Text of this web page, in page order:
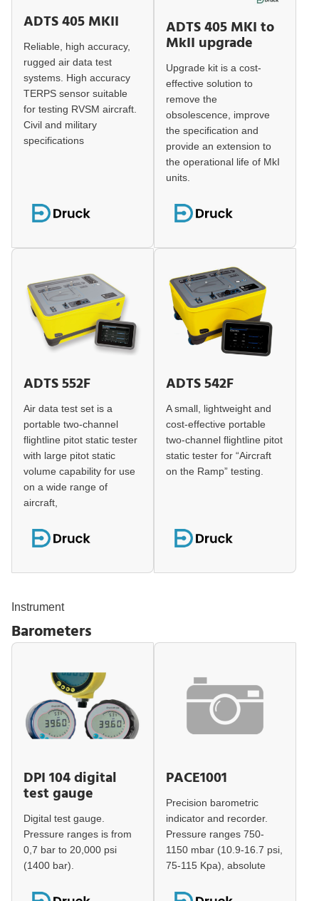
ADTS 405 MKII
Reliable, high accuracy,
rugged air data test
systems. High accuracy
TERPS sensor suitable
for testing RVSM aircraft.
Civil and military
specifications
ADTS 405 MKI to
MkII upgrade
Upgrade kit is a cost-
effective solution to
remove the
obsolescence, improve
the specification and
provide an extension to
the operational life of MkI
units.
ADTS 552F
Air data test set is a
portable two-channel
flightline pitot static tester
with large pitot static
volume capability for use
on a wide range of
aircraft,
ADTS 542F
A small, lightweight and
cost-effective portable
two-channel flightline pitot
static tester for “Aircraft
on the Ramp” testing.
Instrument
Barometers
DPI 104 digital
test gauge
Digital test gauge.
Pressure ranges is from
0,7 bar to 20,000 psi
(1400 bar).
PACE1001
Precision barometric
indicator and recorder.
Pressure ranges 750-
1150 mbar (10.9-16.7 psi,
75-115 Kpa), absolute